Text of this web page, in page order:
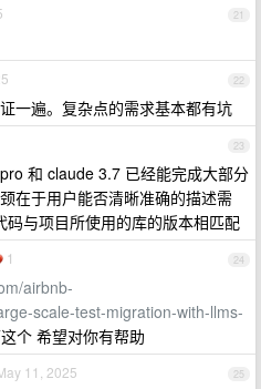
21
22
一遍。复杂点的需求基本都有坑
23
和 claude 3.7 已经能完成大部分
在于用户能否清晰准确的描述需
与项目所使用的库的版本相匹配
24
1
airbnb-
scale-test-migration-with-llms-
个 希望对你有帮助
25
11, 2025